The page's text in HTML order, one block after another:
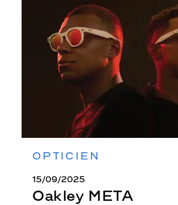
OPTICIEN
15/09/2025
Oakley META